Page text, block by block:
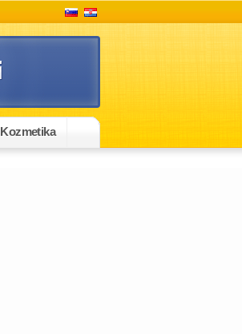
Kozmetika